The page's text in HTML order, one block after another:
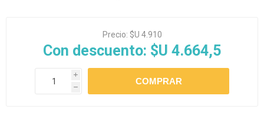
Precio: $U 4.910
Con descuento: $U 4.664,5
i
h